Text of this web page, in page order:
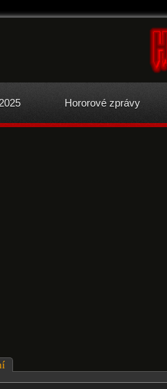
Hororové zprávy